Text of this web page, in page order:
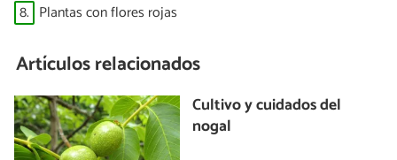
8. Plantas con flores rojas
Artículos relacionados
Cultivo y cuidados del
nogal